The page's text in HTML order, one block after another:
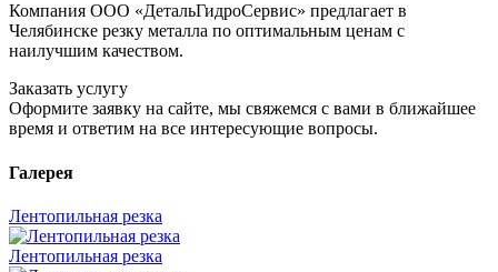
Компания ООО «ДетальГидроСервис» предлагает в
Челябинске резку металла по оптимальным ценам с
наилучшим качеством.
Заказать услугу
Оформите заявку на сайте, мы свяжемся с вами в ближайшее
время и ответим на все интересующие вопросы.
Галерея
Лентопильная резка
Лентопильная резка